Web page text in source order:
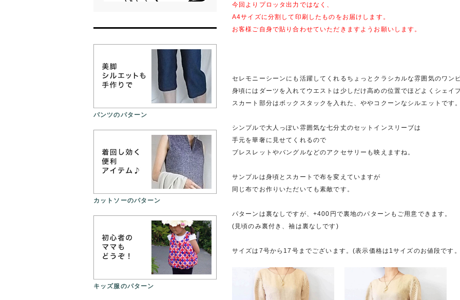
パンツのパターン
カットソーのパターン
キッズ服のパターン
今回よりプロッタ出力ではなく、
A4サイズに分割して印刷したものをお届けします。
お客様ご自身で貼り合わせていただきますようお願いします。
セレモニーシーンにも活躍してくれるちょっとクラシカルな雰囲気のワン
身頃にはダーツを入れてウエストは少しだけ高めの位置でほどよくシェイプ
スカート部分はボックスタックを入れた、ややコクーンなシルエットです。
シンプルで大人っぽい雰囲気な七分丈のセットインスリーブは
手元を華奢に見せてくれるので
ブレスレットやバングルなどのアクセサリーも映えますね。
サンプルは身頃とスカートで布を変えていますが
同じ布でお作りいただいても素敵です。
パターンは裏なしですが、+400円で裏地のパターンもご用意できます。
(見頃のみ裏付き、袖は裏なしです)
サイズは7号から17号までございます。(表示価格は1サイズのお値段です